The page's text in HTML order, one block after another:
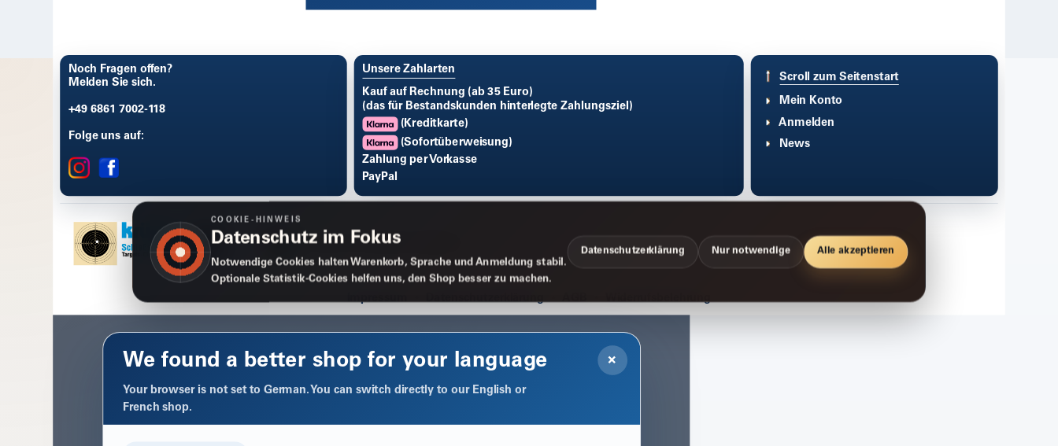
Noch Fragen offen?
Melden Sie sich.
+49 6861 7002-118
Folge uns auf:
Unsere Zahlarten
Kauf auf Rechnung (ab 35 Euro)
(das für Bestandskunden hinterlegte Zahlungsziel)
(Kreditkarte)
(Sofortüberweisung)
Zahlung per Vorkasse
PayPal
Scroll zum Seitenstart
Mein Konto
Anmelden
News
Impressum Datenschutzerklärung AGB Widerrufsbelehrung
×
We found a better shop for your language
Your browser is not set to German. You can switch directly to our English or
French shop.
COOKIE-HINWEIS
Datenschutz im Fokus
Notwendige Cookies halten Warenkorb, Sprache und Anmeldung stabil.
Optionale Statistik-Cookies helfen uns, den Shop besser zu machen.
Datenschutzerklärung Nur notwendige Alle akzeptieren